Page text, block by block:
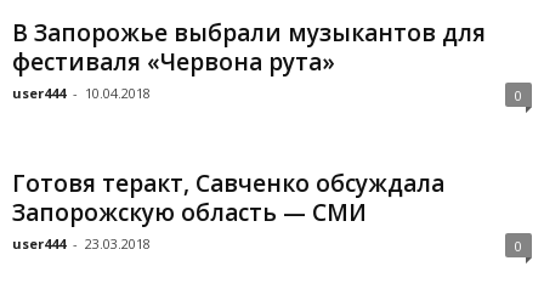
В Запорожье выбрали музыкантов для
фестиваля «Червона рута»
user444 - 10.04.2018 0
Готовя теракт, Савченко обсуждала
Запорожскую область — СМИ
user444 - 23.03.2018 0